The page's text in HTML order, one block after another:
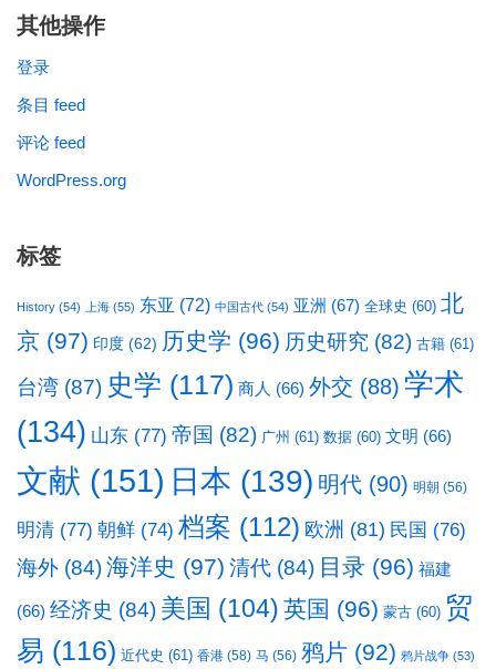
其他操作
登录
条目 feed
评论 feed
WordPress.org
标签
History (54) 上海 (55) 东亚 (72) 中国古代 (54) 亚洲 (67) 全球史 (60) 北
京 (97) 印度 (62) 历史学 (96) 历史研究 (82) 古籍 (61)
台湾 (87) 史学 (117) 商人 (66) 外交 (88) 学术
(134) 山东 (77) 帝国 (82) 广州 (61) 数据 (60) 文明 (66)
文献 (151) 日本 (139) 明代 (90) 明朝 (56)
明清 (77) 朝鲜 (74) 档案 (112) 欧洲 (81) 民国 (76)
海外 (84)海洋史 (97) 清代 (84) 目录 (96) 福建
(66) 经济史 (84) 美国 (104) 英国 (96) 蒙古 (60) 贸
易 (116) 近代史 (61) 香港 (58) 马 (56) 鸦片 (92) 鸦片战争 (53)